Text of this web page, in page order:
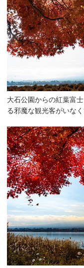
大石公園からの紅葉富
る邪魔な観光客がいなく